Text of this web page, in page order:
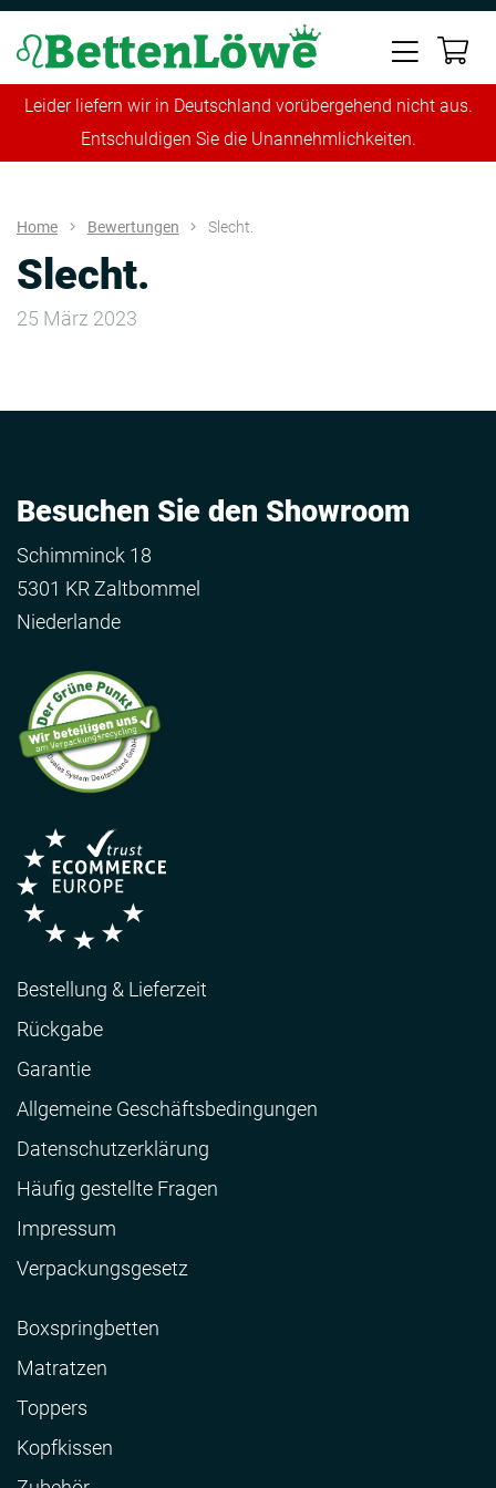
Leider liefern wir in Deutschland vorübergehend nicht aus.
Entschuldigen Sie die Unannehmlichkeiten.
Home Bewertungen Slecht.
Slecht.
25 März 2023
Besuchen Sie den Showroom
Schimminck 18
5301 KR Zaltbommel
Niederlande
Bestellung & Lieferzeit
Rückgabe
Garantie
Allgemeine Geschäftsbedingungen
Datenschutzerklärung
Häufig gestellte Fragen
Impressum
Verpackungsgesetz
Boxspringbetten
Matratzen
Toppers
Kopfkissen